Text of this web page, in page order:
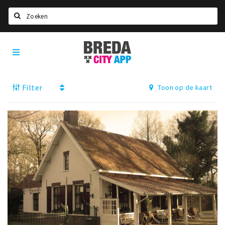
Home
Deals
Nieuws, interviews & blogs
Eten
Drinken
Slapen
Recreatief
Winkels
Breda
City
App
Filter Toon op de kaart